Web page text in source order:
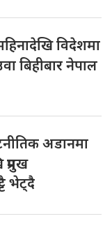
विदेशमा
बिहीबार नेपाल
अडानमा
भेट्दै